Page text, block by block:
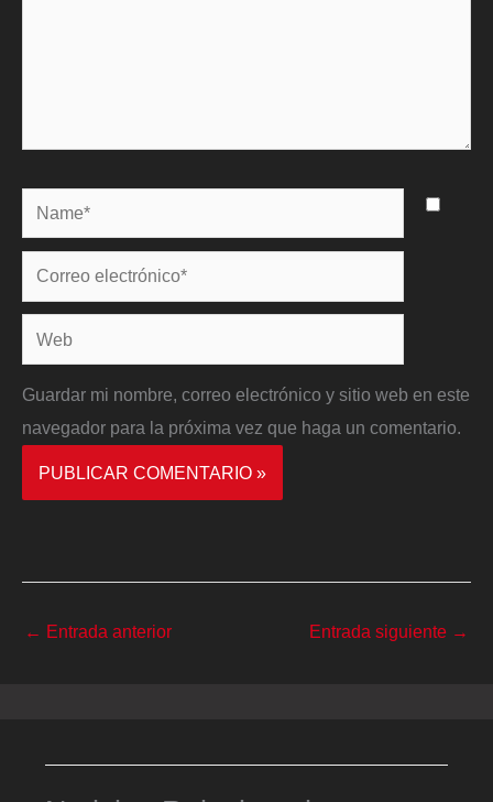
Name*
Correo
electrónico*
Web
Guardar mi nombre, correo electrónico y sitio web en este
navegador para la próxima vez que haga un comentario.
← Entrada anterior Entrada siguiente →